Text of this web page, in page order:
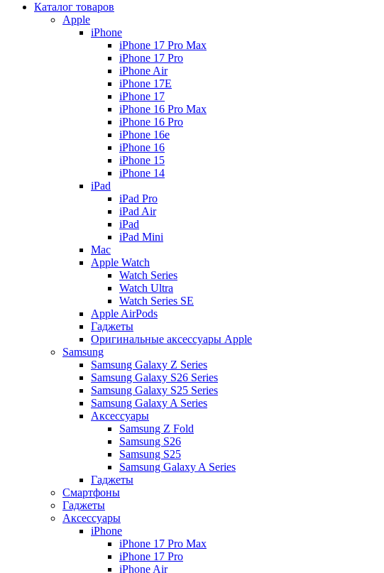
Каталог товаров
Apple
iPhone
iPhone 17 Pro Max
iPhone 17 Pro
iPhone Air
iPhone 17E
iPhone 17
iPhone 16 Pro Max
iPhone 16 Pro
iPhone 16e
iPhone 16
iPhone 15
iPhone 14
iPad
iPad Pro
iPad Air
iPad
iPad Mini
Mac
Apple Watch
Watch Series
Watch Ultra
Watch Series SE
Apple AirPods
Гаджеты
Оригинальные аксессуары Apple
Samsung
Samsung Galaxy Z Series
Samsung Galaxy S26 Series
Samsung Galaxy S25 Series
Samsung Galaxy A Series
Аксессуары
Samsung Z Fold
Samsung S26
Samsung S25
Samsung Galaxy A Series
Гаджеты
Смартфоны
Гаджеты
Аксессуары
iPhone
iPhone 17 Pro Max
iPhone 17 Pro
iPhone Air